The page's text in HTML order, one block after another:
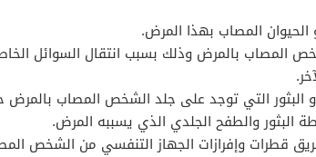
المصاب بهذا المرض.
المصاب بالمرض وذلك بسبب انتقال السوائل
البثور التي توجد على جلد الشخص المصاب
البثور والطفح الجلدي الذي يسببه المرض.
قطرات وإفرازات الجهاز التنفسي من الشخص